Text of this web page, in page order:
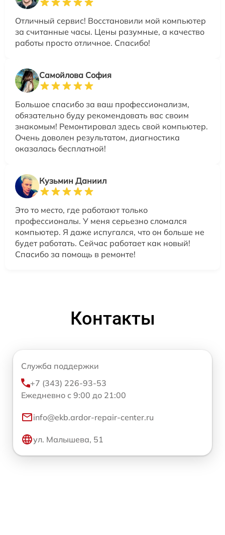
Отличный сервис! Восстановили мой компьютер
за считанные часы. Цены разумные, а качество
работы просто отличное. Спасибо!
Самойлова София
Большое спасибо за ваш профессионализм,
обязательно буду рекомендовать вас своим
знакомым! Ремонтировал здесь свой компьютер.
Очень доволен результатом, диагностика
оказалась бесплатной!
Кузьмин Даниил
Это то место, где работают только
профессионалы. У меня серьезно сломался
компьютер. Я даже испугался, что он больше не
будет работать. Сейчас работает как новый!
Спасибо за помощь в ремонте!
Контакты
Служба поддержки
+7 (343) 226-93-53
Ежедневно с 9:00 до 21:00
info@ekb.ardor-repair-center.ru
ул. Малышева, 51